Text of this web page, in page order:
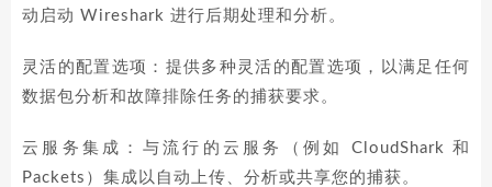
动启动 Wireshark 进行后期处理和分析。
灵活的配置选项：提供多种灵活的配置选项，以满足任何
数据包分析和故障排除任务的捕获要求。
云服务集成：与流行的云服务（例如 CloudShark 和
Packets）集成以自动上传、分析或共享您的捕获。